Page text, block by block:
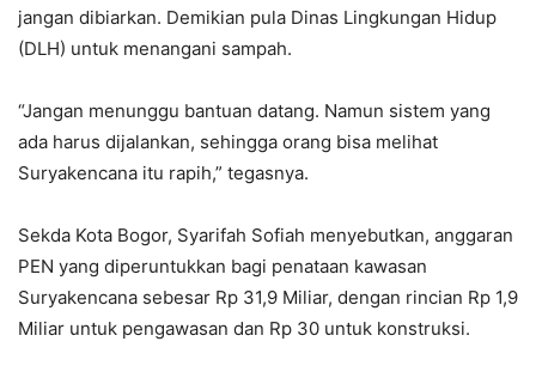
jangan dibiarkan. Demikian pula Dinas Lingkungan Hidup
(DLH) untuk menangani sampah.
“Jangan menunggu bantuan datang. Namun sistem yang
ada harus dijalankan, sehingga orang bisa melihat
Suryakencana itu rapih,” tegasnya.
Sekda Kota Bogor, Syarifah Sofiah menyebutkan, anggaran
PEN yang diperuntukkan bagi penataan kawasan
Suryakencana sebesar Rp 31,9 Miliar, dengan rincian Rp 1,9
Miliar untuk pengawasan dan Rp 30 untuk konstruksi.